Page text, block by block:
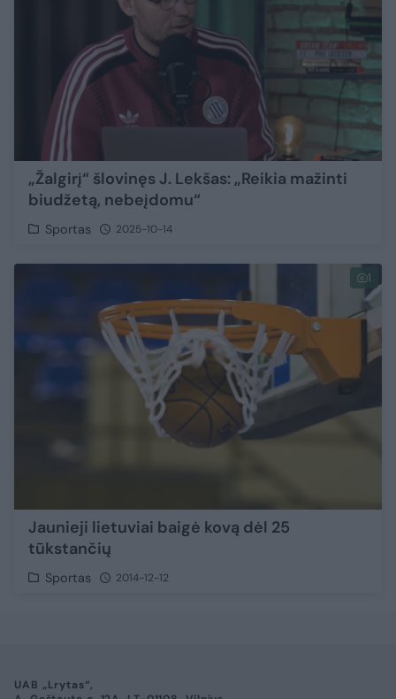
„Žalgirį“ šlovinęs J. Lekšas: „Reikia mažinti
biudžetą, nebeįdomu“
Sportas 2025-10-14
1
Jaunieji lietuviai baigė kovą dėl 25
tūkstančių
Sportas 2014-12-12
UAB „Lrytas“,